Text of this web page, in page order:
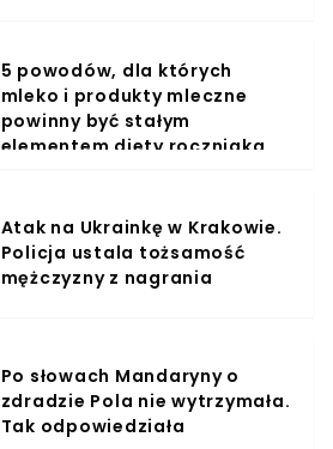
5 powodów, dla których
mleko i produkty mleczne
powinny być stałym
elementem diety roczniaka
Atak na Ukrainkę w Krakowie.
Policja ustala tożsamość
mężczyzny z nagrania
Po słowach Mandaryny o
zdradzie Pola nie wytrzymała.
Tak odpowiedziała